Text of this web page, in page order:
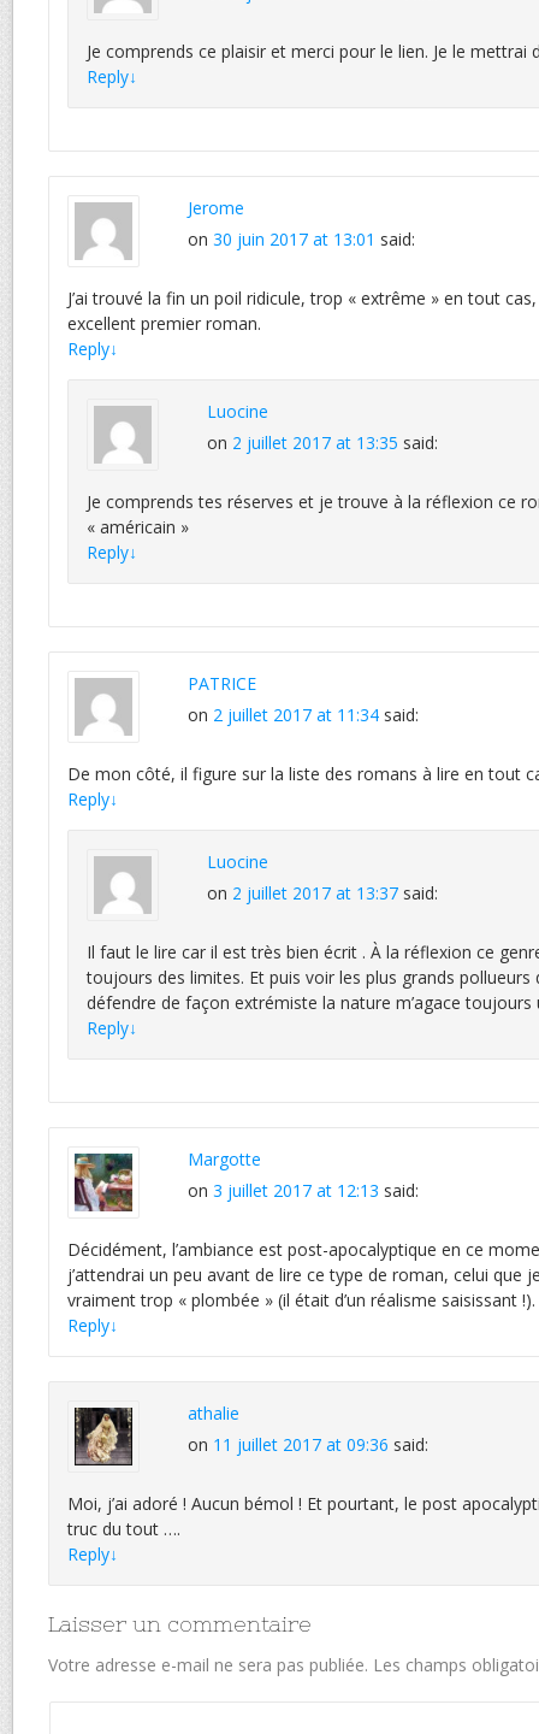
Je comprends ce plaisir et merci pour le lien. Je le mettrai
Reply↓
Jerome
on 30 juin 2017 at 13:01 said:
J’ai trouvé la fin un poil ridicule, trop « extrême » en tout
excellent premier roman.
Reply↓
Luocine
on 2 juillet 2017 at 13:35 said:
Je comprends tes réserves et je trouve à la réflexion ce
« américain »
Reply↓
PATRICE
on 2 juillet 2017 at 11:34 said:
De mon côté, il figure sur la liste des romans à lire en tout
Reply↓
Luocine
on 2 juillet 2017 at 13:37 said:
Il faut le lire car il est très bien écrit . À la réflexion ce
toujours des limites. Et puis voir les plus grands pollueurs
défendre de façon extrémiste la nature m’agace toujours
Reply↓
Margotte
on 3 juillet 2017 at 12:13 said:
Décidément, l’ambiance est post-apocalyptique en ce
j’attendrai un peu avant de lire ce type de roman, celui que
vraiment trop « plombée » (il était d’un réalisme saisissant !).
Reply↓
athalie
on 11 juillet 2017 at 09:36 said:
Moi, j’ai adoré ! Aucun bémol ! Et pourtant, le post
truc du tout ….
Reply↓
Laisser un commentaire
Votre adresse e-mail ne sera pas publiée. Les champs